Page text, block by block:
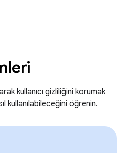
kullanıcı gizliliğini korumak
kullanılabileceğini öğrenin.